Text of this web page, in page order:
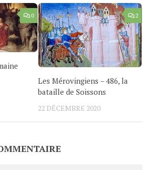
0 2
Les Mérovingiens – 486, la
bataille de Soissons
22 DÉCEMBRE 2020